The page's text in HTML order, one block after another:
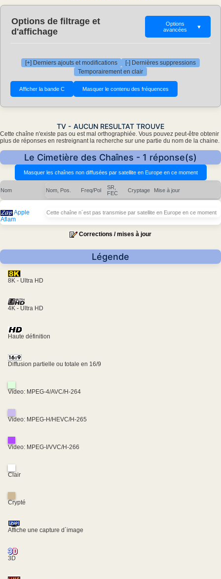
Options de filtrage et
d'affichage
Options
avancées
▼
[+] Derniers ajouts et modifications
[-] Dernières suppressions
Temporairement en clair
TV - AUCUN RESULTAT TROUVE
Cette chaîne n'existe pas ou est mal orthographiée. Vous pouvez peut-être obtenir
plus de réponses en restreignant la recherche sur une partie du nom de la chaine.
Le Cimetière des Chaînes - 1 réponse(s)
Nom Nom, Pos. Freq/Pol
SR,
FEC
Cryptage Mise à jour
Apple
Aflam
Cette chaîne n´est pas transmise par satellite en Europe en ce moment
Corrections / mises à jour
Légende
8K - Ultra HD
4K - Ultra HD
Haute définition
Diffusion partielle ou totale en 16/9
Video: MPEG-4/AVC/H-264
Video: MPEG-H/HEVC/H-265
Video: MPEG-I/VVC/H-266
Clair
Crypté
Affiche une capture d´image
3D